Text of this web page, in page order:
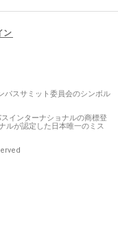
ン
パスサミット委員会のシンボル
インターナショナルの商標登
ルが認定した日本唯一のミス